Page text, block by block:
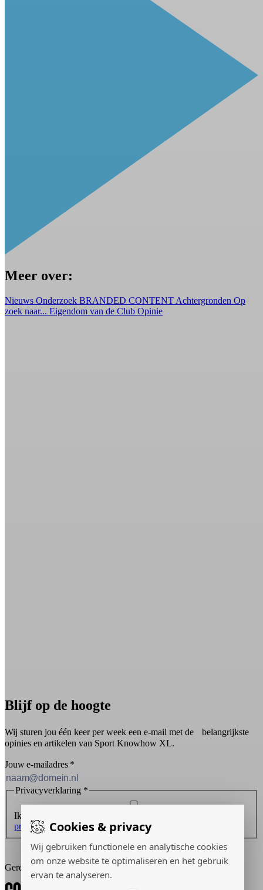
Cookies & privacy
Wij gebruiken functionele en analytische cookies
om onze website te optimaliseren en het gebruik
ervan te analyseren.
Meer over:
Nieuws Onderzoek BRANDED CONTENT Achtergronden Op
zoek naar... Eigendom van de Club Opinie
Blijf op de hoogte
Wij sturen jou één keer per week een e-mail met de belangrijkste
opinies en artikelen van Sport Knowhow XL.
Jouw e-mailadres *
Privacyverklaring *
Ik ontvang graag de nieuwsbrief en ga akkoord met de
privacyverklaring.
Inschrijven
Gerealiseerd door: